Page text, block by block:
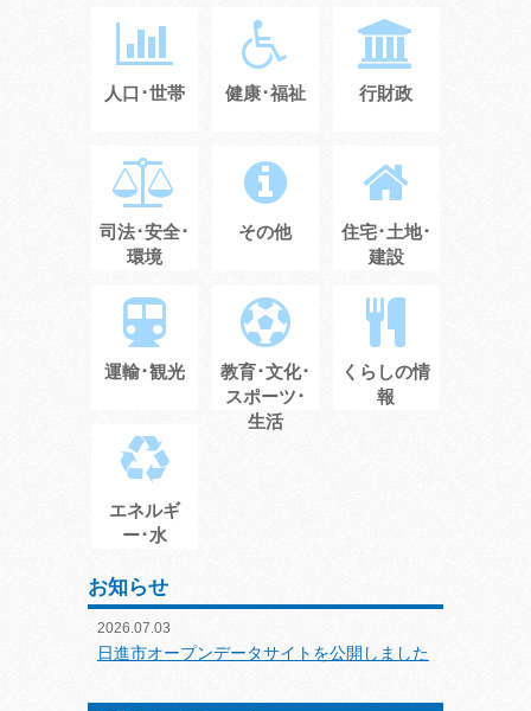
人口･世帯 健康･福祉 行財政
司法･安全･
環境
その他
住宅･土地･
建設
運輸･観光
教育･文化･
スポーツ･
生活
くらしの情
報
エネルギ
ー･水
お知らせ
2026.07.03
日進市オープンデータサイトを公開しました